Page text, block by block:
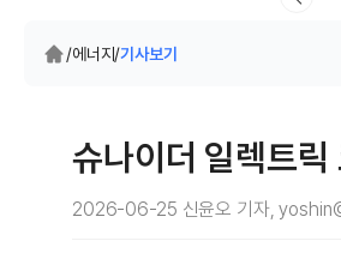
/에너지/기사보기
슈나이더 일렉트
2026-06-25 신윤오 기자,